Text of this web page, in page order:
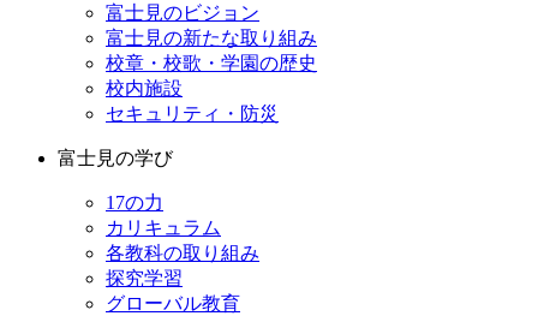
富士見のビジョン
富士見の新たな取り組み
校章・校歌・学園の歴史
校内施設
セキュリティ・防災
富士見の学び
17の力
カリキュラム
各教科の取り組み
探究学習
グローバル教育